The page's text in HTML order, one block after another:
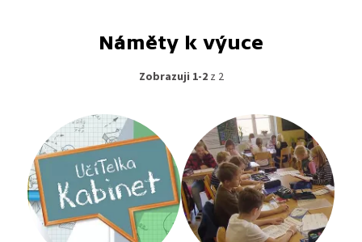
Náměty k výuce
Zobrazuji 1-2z 2